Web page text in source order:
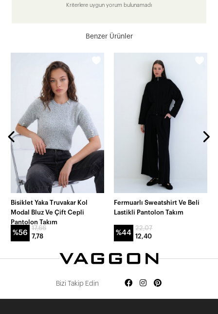
Kriterlere uygun yorum bulunamadı
Benzer Ürünler
Bisiklet Yaka Truvakar Kol
Modal Bluz Ve Çift Cepli
Pantolon Takım
%56
17,66
7,78
Fermuarlı Sweatshirt Ve Beli
Lastikli Pantolon Takım
%44
22,07
12,40
Bizi Takip Edin